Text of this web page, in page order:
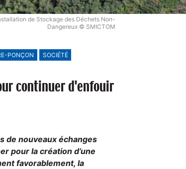
de Stockage des Déchets Non-
Dangereux © SMICTOM
PONÇON SOCIÉTÉ
continuer d'enfouir
de nouveaux échanges
pour la création d’une
favorablement, la